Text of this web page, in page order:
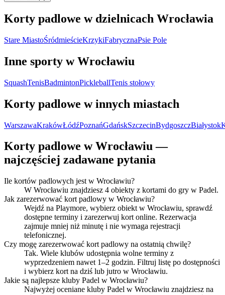
Korty padlowe w dzielnicach Wrocławia
Stare MiastoŚródmieścieKrzykiFabrycznaPsie Pole
Inne sporty w Wrocławiu
SquashTenisBadmintonPickleballTenis stołowy
Korty padlowe w innych miastach
WarszawaKrakówŁódźPoznańGdańskSzczecinBydgoszczBiałystok
Korty padlowe w Wrocławiu —
najczęściej zadawane pytania
Ile kortów padlowych jest w Wrocławiu?
W Wrocławiu znajdziesz 4 obiekty z kortami do gry w Padel.
Jak zarezerwować kort padlowy w Wrocławiu?
Wejdź na Playmore, wybierz obiekt w Wrocławiu, sprawdź
dostępne terminy i zarezerwuj kort online. Rezerwacja
zajmuje mniej niż minutę i nie wymaga rejestracji
telefonicznej.
Czy mogę zarezerwować kort padlowy na ostatnią chwilę?
Tak. Wiele klubów udostępnia wolne terminy z
wyprzedzeniem nawet 1–2 godzin. Filtruj listę po dostępności
i wybierz kort na dziś lub jutro w Wrocławiu.
Jakie są najlepsze kluby Padel w Wrocławiu?
Najwyżej oceniane kluby Padel w Wrocławiu znajdziesz na